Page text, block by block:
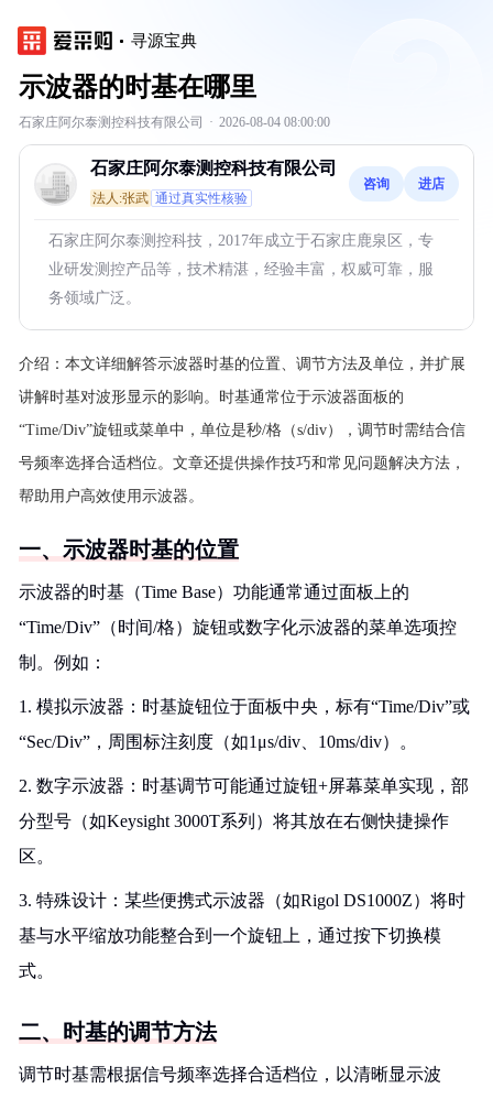
寻源宝典
示波器的时基在哪里
石家庄阿尔泰测控科技有限公司 · 2026-08-04 08:00:00
石家庄阿尔泰测控科技有限公司
法人:张武 通过真实性核验
咨询 进店
石家庄阿尔泰测控科技，2017年成立于石家庄鹿泉区，专
业研发测控产品等，技术精湛，经验丰富，权威可靠，服
务领域广泛。
介绍： 本文详细解答示波器时基的位置、调节方法及单位，并扩展
讲解时基对波形显示的影响。时基通常位于示波器面板的
“Time/Div”旋钮或菜单中，单位是秒/格（s/div），调节时需结合信
号频率选择合适档位。文章还提供操作技巧和常见问题解决方法，
帮助用户高效使用示波器。
一、示波器时基的位置
示波器的时基（Time Base）功能通常通过面板上的
“Time/Div”（时间/格）旋钮或数字化示波器的菜单选项控
制。例如：
1. 模拟示波器：时基旋钮位于面板中央，标有“Time/Div”或
“Sec/Div”，周围标注刻度（如1μs/div、10ms/div）。
2. 数字示波器：时基调节可能通过旋钮+屏幕菜单实现，部
分型号（如Keysight 3000T系列）将其放在右侧快捷操作
区。
3. 特殊设计：某些便携式示波器（如Rigol DS1000Z）将时
基与水平缩放功能整合到一个旋钮上，通过按下切换模
式。
二、时基的调节方法
调节时基需根据信号频率选择合适档位，以清晰显示波